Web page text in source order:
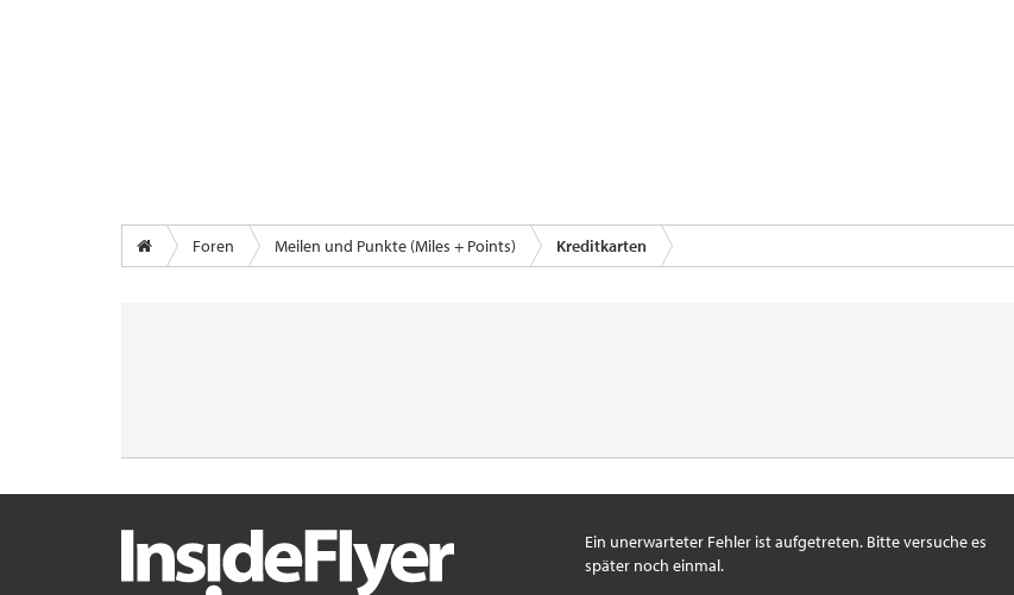
Foren Meilen und Punkte (Miles + Points) Kreditkarten
Ein unerwarteter Fehler ist aufgetreten. Bitte versuche es
später noch einmal.